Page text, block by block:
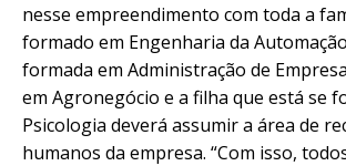
nesse empreendimento com toda a
formado em Engenharia da
formada em Administração de
em Agronegócio e a filha que está se
Psicologia deverá assumir a área de
humanos da empresa. “Com isso,